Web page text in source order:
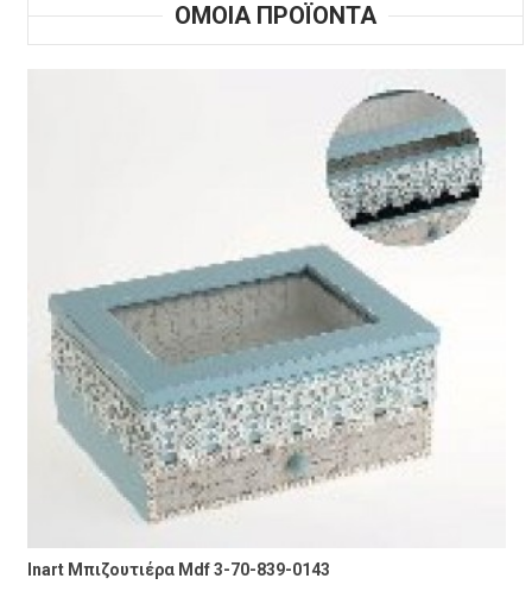
ΟΜΟΙΑ ΠΡΟΪΟΝΤΑ
Inart Μπιζουτιέρα Mdf 3-70-839-0143